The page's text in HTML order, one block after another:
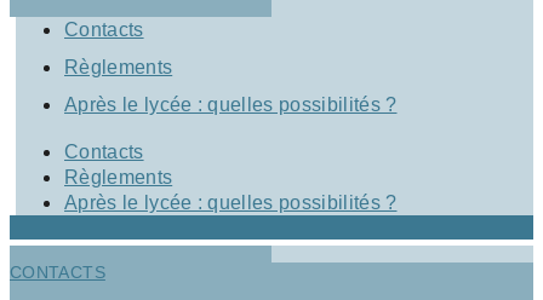
Contacts
Règlements
Après le lycée : quelles possibilités ?
Contacts
Règlements
Après le lycée : quelles possibilités ?
CONTACTS